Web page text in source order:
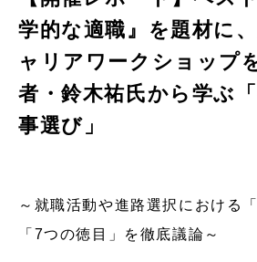
学的な適職』を題材に
ャリアワークショップ
者・鈴木祐氏から学ぶ
事選び」
～就職活動や進路選択における
「7つの徳目」を徹底議論～